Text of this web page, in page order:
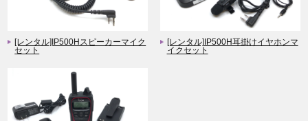
[レンタル]IP500Hスピーカーマイク
セット
[レンタル]IP500H耳掛けイヤホンマ
イクセット